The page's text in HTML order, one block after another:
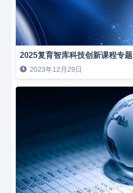
2025复育智库科技创新课程专题
2023年12月29日